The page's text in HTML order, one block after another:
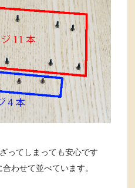
ってしまっても安心です
わせて並べています。